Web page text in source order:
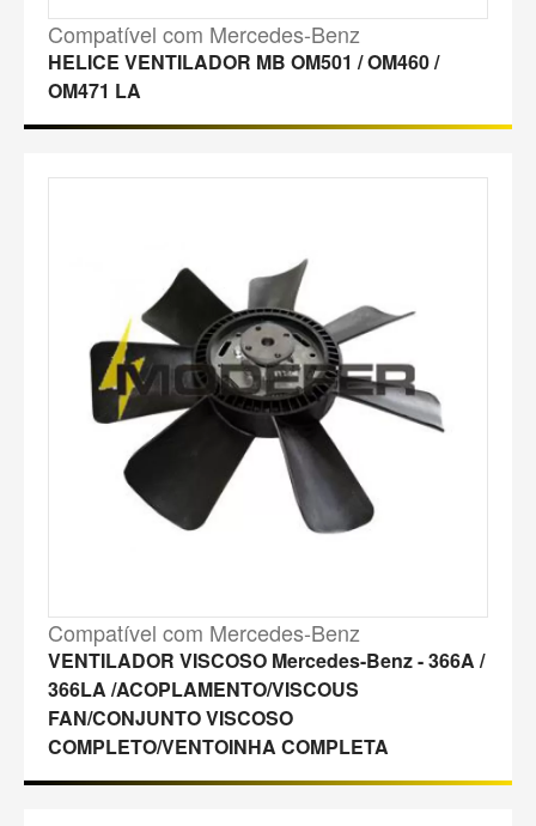
Compatível com Mercedes-Benz
HELICE VENTILADOR MB OM501 / OM460 /
OM471 LA
Compatível com Mercedes-Benz
VENTILADOR VISCOSO Mercedes-Benz - 366A /
366LA /ACOPLAMENTO/VISCOUS
FAN/CONJUNTO VISCOSO
COMPLETO/VENTOINHA COMPLETA